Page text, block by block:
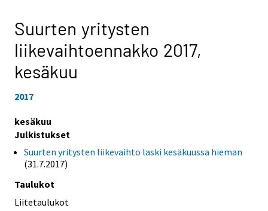
Suurten yritysten
liikevaihtoennakko 2017,
kesäkuu
2017
kesäkuu
Julkistukset
Suurten yritysten liikevaihto laski kesäkuussa hieman
(31.7.2017)
Taulukot
Liitetaulukot